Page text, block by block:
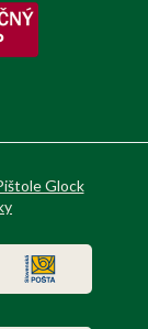
Glock